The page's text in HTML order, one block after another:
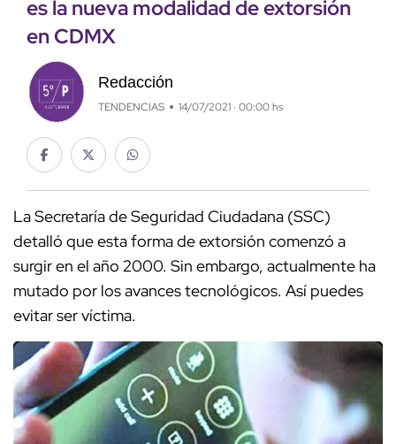
es la nueva modalidad de extorsión
en CDMX
Redacción
TENDENCIAS 14/07/2021 · 00:00 hs
La Secretaría de Seguridad Ciudadana (SSC)
detalló que esta forma de extorsión comenzó a
surgir en el año 2000. Sin embargo, actualmente ha
mutado por los avances tecnológicos. Así puedes
evitar ser víctima.